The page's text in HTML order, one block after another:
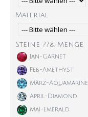
Material
Steine ??& Menge
Jan-Garnet
Feb-Amethyst
März-Aquamarine
April-Diamond
Mai-Emerald